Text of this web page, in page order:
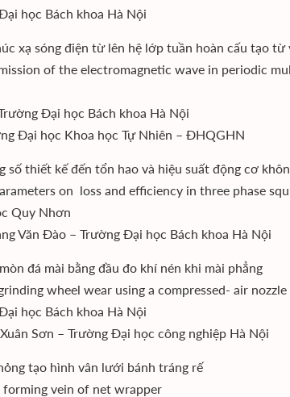
học Bách khoa Hà Nội
xạ sóng điện từ lên hệ lớp tuần hoàn cấu tạo
of the electromagnetic wave in periodic
Đại học Bách khoa Hà Nội
Đại học Khoa học Tự Nhiên – ĐHQGHN
số thiết kế đến tổn hao và hiệu suất động cơ
on loss and efficiency in three phase
Quy Nhơn
Văn Đào – Trường Đại học Bách khoa Hà Nội
đá mài bằng đầu đo khí nén khi mài phẳng
wheel wear using a compressed- air
học Bách khoa Hà Nội
Sơn – Trường Đại học công nghiệp Hà Nội
tạo hình vân lưới bánh tráng rế
forming vein of net wrapper